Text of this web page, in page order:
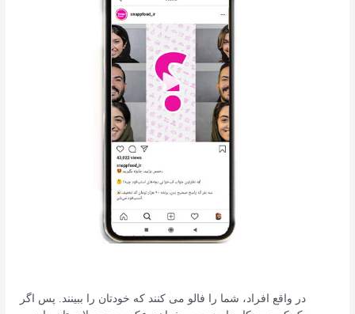
در واقع افراد، شما را فالو می کنند که خودتان را ببینند. پس اگر